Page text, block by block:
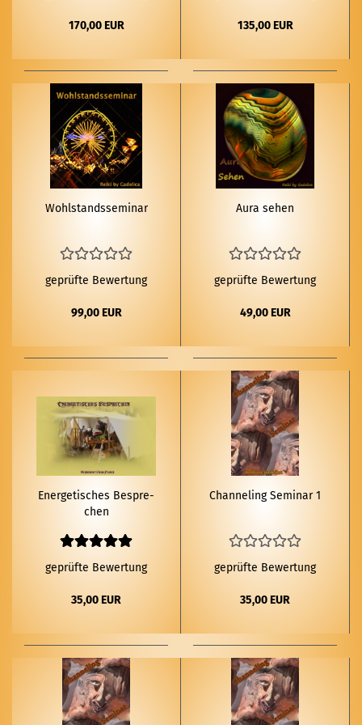
170,00 EUR 135,00 EUR
Wohl­stands­se­mi­nar
geprüfte Bewertung
99,00 EUR
Aura sehen
geprüfte Bewertung
49,00 EUR
En­er­ge­ti­sches Be­spre­
chen
geprüfte Bewertung
35,00 EUR
Chan­ne­ling Se­mi­nar 1
geprüfte Bewertung
35,00 EUR